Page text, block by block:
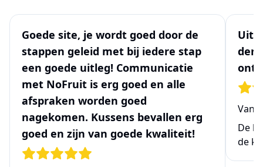
Goede site, je wordt goed door de
stappen geleid met bij iedere stap
een goede uitleg! Communicatie
met NoFruit is erg goed en alle
afspraken worden goed
nagekomen. Kussens bevallen erg
goed en zijn van goede kwaliteit!
Van
De
de